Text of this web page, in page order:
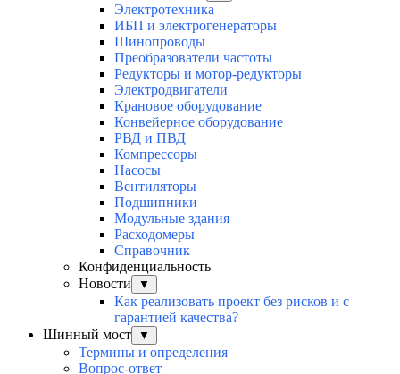
Электротехника
ИБП и электрогенераторы
Шинопроводы
Преобразователи частоты
Редукторы и мотор-редукторы
Электродвигатели
Крановое оборудование
Конвейерное оборудование
РВД и ПВД
Компрессоры
Насосы
Вентиляторы
Подшипники
Модульные здания
Расходомеры
Справочник
Конфиденциальность
Новости
▼
Как реализовать проект без рисков и с
гарантией качества?
Шинный мост
▼
Термины и определения
Вопрос-ответ